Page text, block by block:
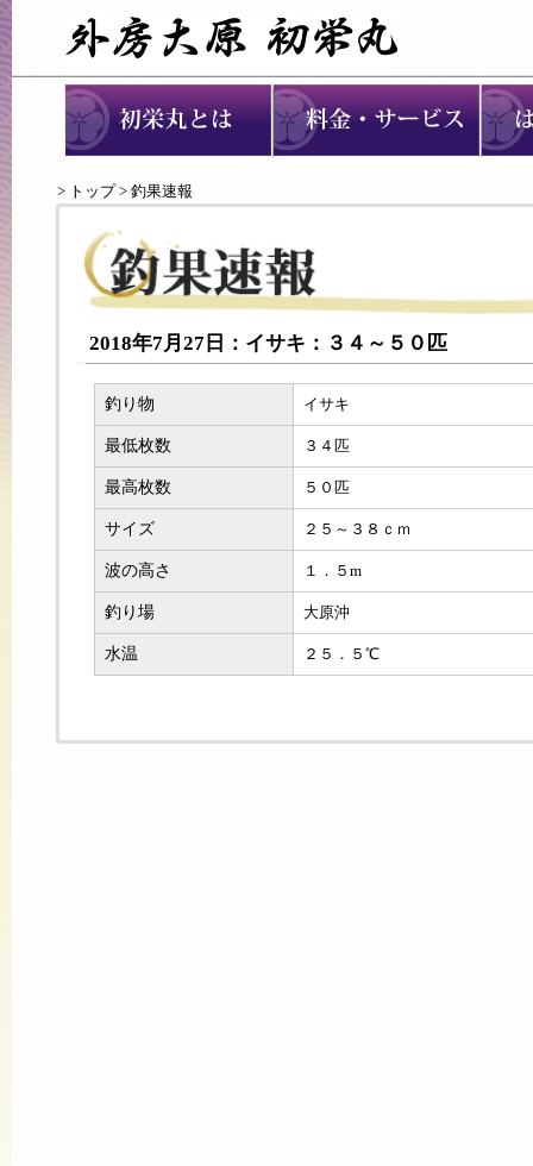
> トップ> 釣果速報
2018年7月27日：イサキ：３４～５０匹
釣り物 イサキ
最低枚数 ３４匹
最高枚数 ５０匹
サイズ ２５～３８ｃｍ
波の高さ １．５m
釣り場 大原沖
水温 ２５．５℃